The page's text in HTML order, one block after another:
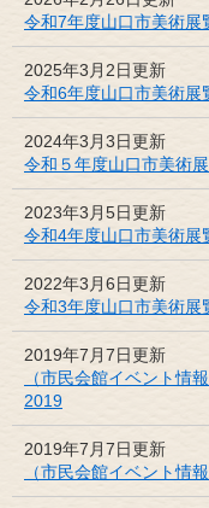
令和7年度山口市美術展
2025年3月2日更新
令和6年度山口市美術展
2024年3月3日更新
令和５年度山口市美術
2023年3月5日更新
令和4年度山口市美術展
2022年3月6日更新
令和3年度山口市美術展
2019年7月7日更新
（市民会館イベント情
2019
2019年7月7日更新
（市民会館イベント